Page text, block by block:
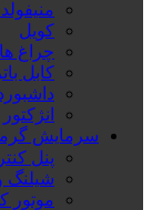
کویل
چراغ
کابل
انژکتور
سرمایش
پنل
شیلنگ
موتور